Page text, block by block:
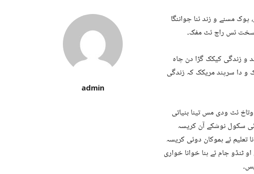
admin
مسنے و زند ئنا جواننگا
مسخت ئس راج ئٹ مفک۔
و زندگی کیکک گڑا دن چاہ
و دا سرپند مریکک کہ زندگی
محمد نا وتاخ ئٹ ودی مس تینا بنیاتی
سکول نوشکے آن کریسہ
تعلیم ئے ہموکان دوئی کریسہ
ٹنڈو جام ئے ہنا خوانا خواری